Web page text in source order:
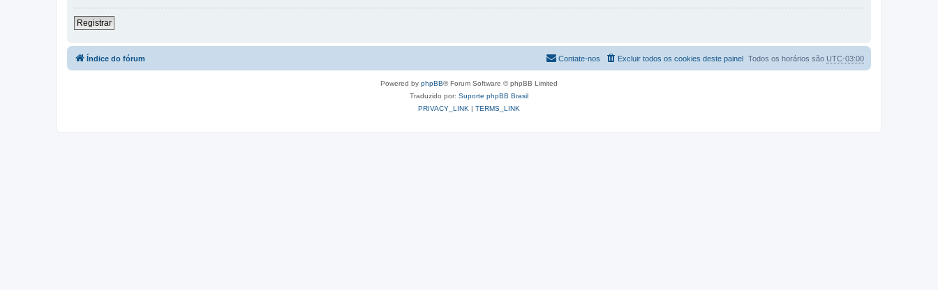
Registrar
Índice do fórum Todos os horários são UTC-03:00
Excluir todos os cookies deste painel
Contate-nos
Powered by phpBB® Forum Software © phpBB Limited
Traduzido por: Suporte phpBB Brasil
PRIVACY_LINK | TERMS_LINK